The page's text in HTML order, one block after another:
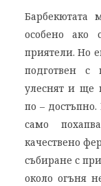
Барбекютата
особено ако
приятели. Но
подготвен с
улеснят и ще
по –
само
качествено
събиране с
около огъня